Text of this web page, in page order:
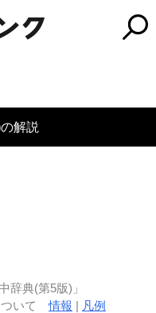
の解説
辞典(第5版)」
ついて情報 | 凡例